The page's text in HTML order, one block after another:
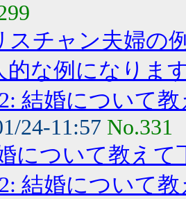
スチャン夫婦の
的な例になりま
結婚について
24-11:57 No.331
について教えて
結婚について